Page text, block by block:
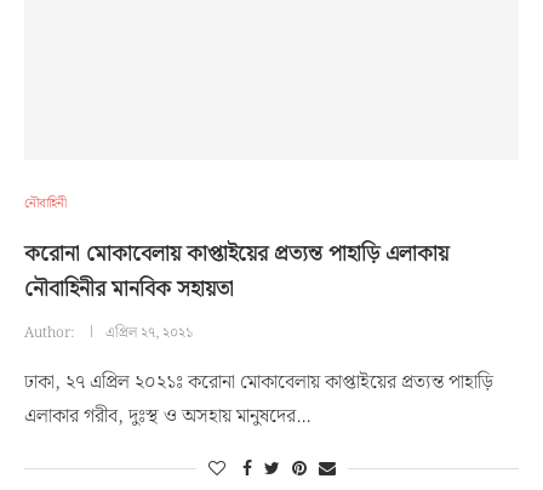
নৌবাহিনী
করোনা মোকাবেলায় কাপ্তাইয়ের প্রত্যন্ত পাহাড়ি এলাকায়
নৌবাহিনীর মানবিক সহায়তা
Author: এপ্রিল ২৭, ২০২১
ঢাকা, ২৭ এপ্রিল ২০২১ঃ করোনা মোকাবেলায় কাপ্তাইয়ের প্রত্যন্ত পাহাড়ি
এলাকার গরীব, দুঃস্থ ও অসহায় মানুষদের…